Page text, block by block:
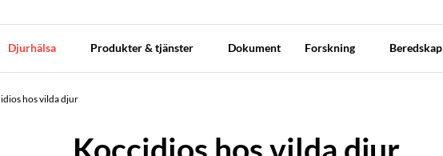
Djurhälsa Produkter & tjänster Dokument Forskning Beredskap
hos vilda djur